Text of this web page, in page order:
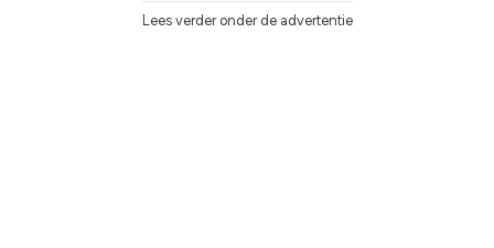
Lees verder onder de advertentie